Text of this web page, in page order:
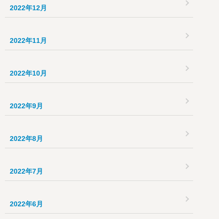
2022年12月
2022年11月
2022年10月
2022年9月
2022年8月
2022年7月
2022年6月